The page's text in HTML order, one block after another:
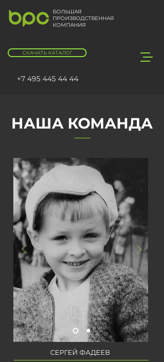
СКАЧАТЬ КАТАЛОГ
+7 495 445 44 44
БОЛЬШАЯ
ПРОИЗВОДСТВЕННАЯ
КОМПАНИЯ
НАША КОМАНДА
СЕРГЕЙ ФАДЕЕВ